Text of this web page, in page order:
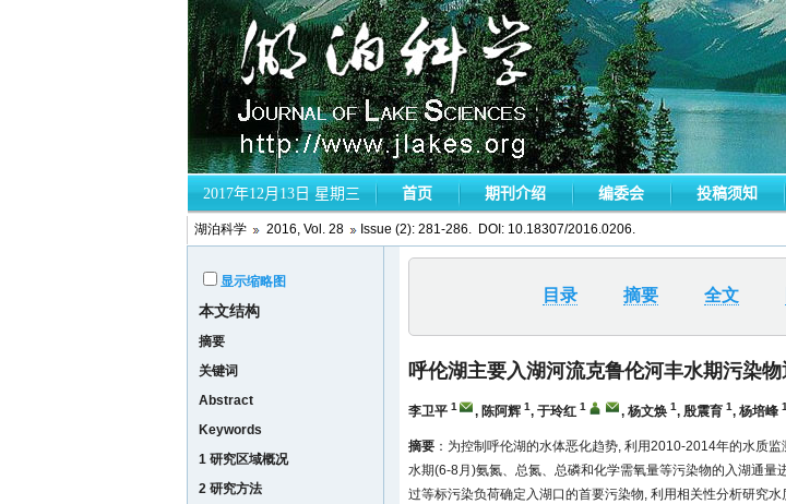
湖泊科学 2016, Vol. 28 Issue (2): 281-286. DOI: 10.18307/2016.0206.
显示缩略图
本文结构
摘要
关键词
Abstract
Keywords
1 研究区域概况
2 研究方法
目录 摘要 全文
呼伦湖主要入湖河流克鲁伦河丰水期污染
李卫平 1 , 陈阿辉 1, 于玲红 1 , 杨文焕 1, 殷震育 1, 杨培峰 1
摘要 ：为控制呼伦湖的水体恶化趋势, 利用2010-2014年的水质
水期(6-8月)氨氮、总氮、总磷和化学需氧量等污染物的入湖通量
过等标污染负荷确定入湖口的首要污染物, 利用相关性分析研究